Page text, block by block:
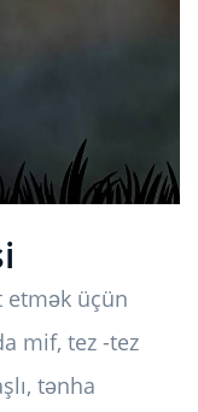
etmək üçün
mif, tez -tez
tənha